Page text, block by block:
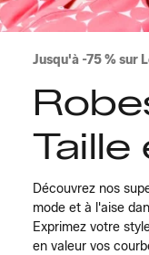
Jusqu'à -75 % sur
Taille
Découvrez nos
mode et à l'aise
Exprimez votre
en valeur vos